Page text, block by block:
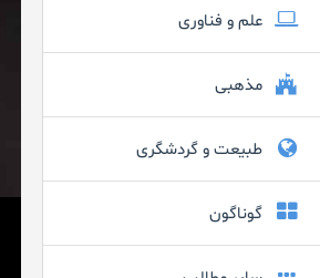
علم و فناوری
مذهبی
طبیعت و گردشگری
گوناگون